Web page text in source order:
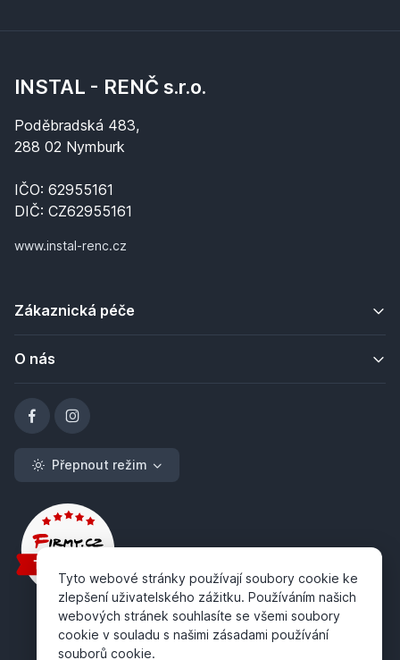
INSTAL - RENČ s.r.o.
Poděbradská 483,
288 02 Nymburk
IČO: 62955161
DIČ: CZ62955161
www.instal-renc.cz
Zákaznická péče
O nás
Přepnout režim
Tyto webové stránky používají soubory cookie ke
zlepšení uživatelského zážitku. Používáním našich
webových stránek souhlasíte se všemi soubory
cookie v souladu s našimi zásadami používání
souborů cookie.